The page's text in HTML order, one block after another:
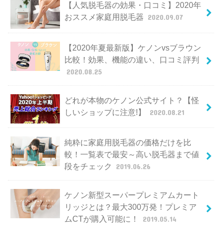
【人気脱毛器の効果・口コミ】2020年
おススメ家庭用脱毛器 2020.09.07
【2020年夏最新版】ケノンvsブラウン
比較！効果、機能の違い、口コミ評判
2020.08.25
どれが本物のケノン公式サイト？【怪
しいショップに注意!】
2020.08.21
純粋に家庭用脱毛器の価格だけを比
較！一覧表で最安～高い脱毛器まで値
段をチェック
2019.06.26
ケノン新型スーパープレミアムカート
リッジとは？最大300万発！プレミア
ムCTが購入可能に！
2019.05.14